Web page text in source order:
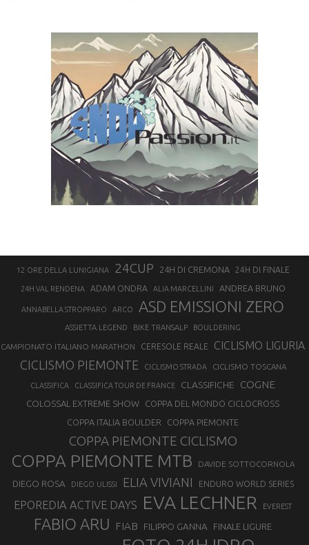
12 ORE DELLA LUNIGIANA 24CUP 24H DI CREMONA 24H DI FINALE
24H VAL RENDENA ADAM ONDRA ALIA MARCELLINI ANDREA BRUNO
ANNABELLA STROPPARO ARCO ASD EMISSIONI ZERO
ASSIETTA LEGEND BIKE TRANSALP BOULDERING
CAMPIONATO ITALIANO MARATHON CERESOLE REALE CICLISMO LIGURIA
CICLISMO PIEMONTE CICLISMO STRADA CICLISMO TOSCANA
CLASSIFICA CLASSIFICA TOUR DE FRANCE CLASSIFICHE COGNE
COLOSSAL EXTREME SHOW
COPPA DEL MONDO CICLOCROSS
COPPA ITALIA BOULDER
COPPA PIEMONTE
COPPA PIEMONTE CICLISMO
COPPA PIEMONTE MTB DAVIDE SOTTOCORNOLA
DIEGO ROSA DIEGO ULISSI ELIA VIVIANI ENDURO WORLD SERIES
EPOREDIA ACTIVE DAYS EVA LECHNER EVEREST
FABIO ARU FIAB FILIPPO GANNA FINALE LIGURE